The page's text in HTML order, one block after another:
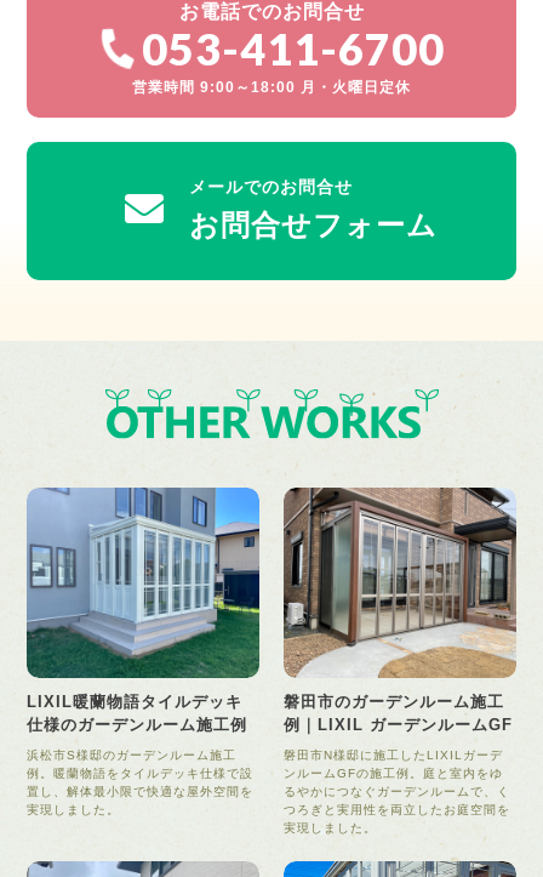
お電話でのお問合せ
053-411-6700
営業時間 9:00～18:00 月・火曜日定休
メールでのお問合せ
お問合せフォーム
LIXIL暖蘭物語タイルデッキ
仕様のガーデンルーム施工例
浜松市S様邸のガーデンルーム施工
例。暖蘭物語をタイルデッキ仕様で設
置し、解体最小限で快適な屋外空間を
実現しました。
磐田市のガーデンルーム施工
例｜LIXIL ガーデンルームGF
磐田市N様邸に施工したLIXILガーデ
ンルームGFの施工例。庭と室内をゆ
るやかにつなぐガーデンルームで、く
つろぎと実用性を両立したお庭空間を
実現しました。